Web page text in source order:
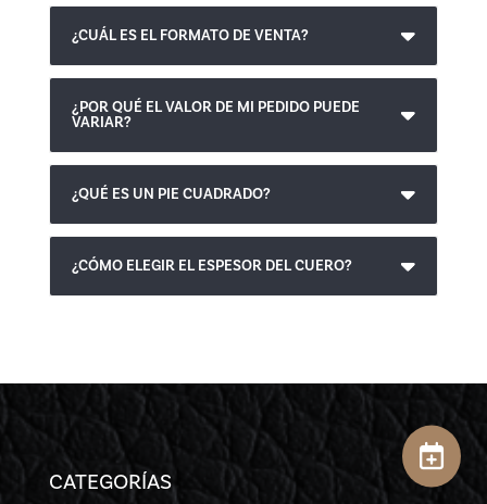
¿CUÁL ES EL FORMATO DE VENTA?
¿POR QUÉ EL VALOR DE MI PEDIDO PUEDE
VARIAR?
¿QUÉ ES UN PIE CUADRADO?
¿CÓMO ELEGIR EL ESPESOR DEL CUERO?
CATEGORÍAS